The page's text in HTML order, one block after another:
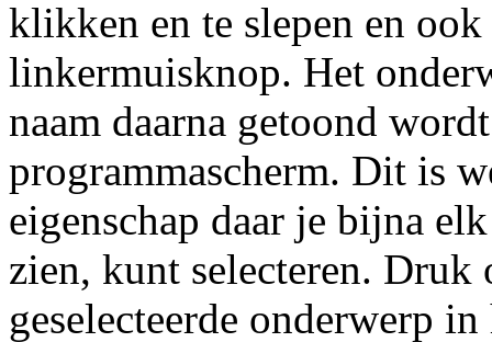
klikken en te slepen en
linkermuisknop. Het
naam daarna getoond
programmascherm. Dit is
eigenschap daar je bijna
zien, kunt selecteren. Druk
geselecteerde onderwerp